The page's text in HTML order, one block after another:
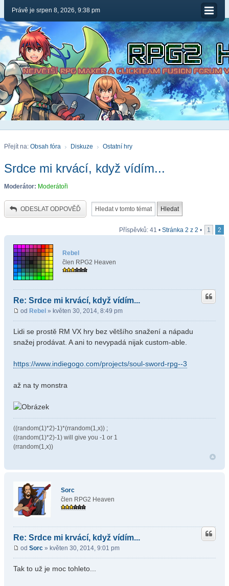
Právě je srpen 8, 2026, 9:38 pm
Přejít na: Obsah fóra Diskuze Ostatní hry
Srdce mi krvácí, když vídím...
Moderátor: Moderátoři
ODESLAT ODPOVĚĎ
Příspěvků: 41 • Stránka 2 z 2 • 1 2
Rebel
člen RPG2 Heaven
Re: Srdce mi krvácí, když vídím...
od Rebel » květen 30, 2014, 8:49 pm
Lidi se prostě RM VX hry bez většího snažení a nápadu
snažej prodávat. A ani to nevypadá nijak custom-able.
https://www.indiegogo.com/projects/soul-sword-rpg--3
až na ty monstra
((random(1)*2)-1)*(rrandom(1,x)) ;
((random(1)*2)-1) will give you -1 or 1
(rrandom(1,x))
Sorc
člen RPG2 Heaven
Re: Srdce mi krvácí, když vídím...
od Sorc » květen 30, 2014, 9:01 pm
Tak to už je moc tohleto...